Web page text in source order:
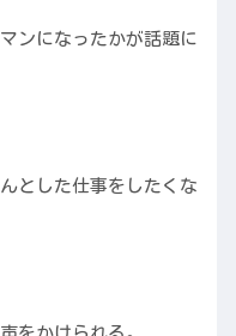
ンになったかが話題に
とした仕事をしたくな